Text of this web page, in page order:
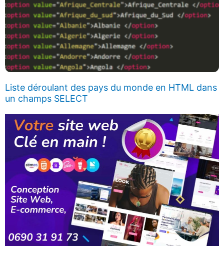
Liste déroulant des pays du monde en HTML dans
un champs SELECT